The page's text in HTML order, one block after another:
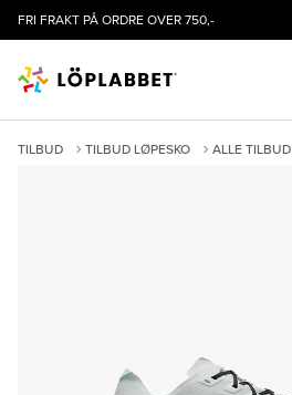
FRI FRAKT PÅ ORDRE OVER 750,-
TILBUD TILBUD LØPESKO ALLE TILBUD